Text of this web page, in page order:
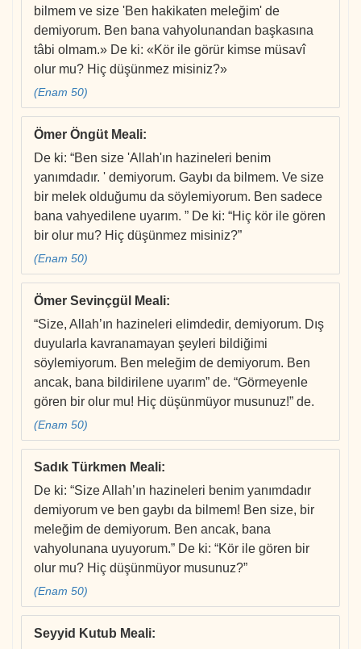
bilmem ve size 'Ben hakikaten meleğim' de
demiyorum. Ben bana vahyolunandan başkasına
tâbi olmam.» De ki: «Kör ile görür kimse müsavî
olur mu? Hiç düşünmez misiniz?»
(Enam 50)
Ömer Öngüt Meali:
De ki: “Ben size 'Allah'ın hazineleri benim
yanımdadır. ' demiyorum. Gaybı da bilmem. Ve size
bir melek olduğumu da söylemiyorum. Ben sadece
bana vahyedilene uyarım. ” De ki: “Hiç kör ile gören
bir olur mu? Hiç düşünmez misiniz?”
(Enam 50)
Ömer Sevinçgül Meali:
“Size, Allah’ın hazineleri elimdedir, demiyorum. Dış
duyularla kavranamayan şeyleri bildiğimi
söylemiyorum. Ben meleğim de demiyorum. Ben
ancak, bana bildirilene uyarım” de. “Görmeyenle
gören bir olur mu! Hiç düşünmüyor musunuz!” de.
(Enam 50)
Sadık Türkmen Meali:
De ki: “Size Allah’ın hazineleri benim yanımdadır
demiyorum ve ben gaybı da bilmem! Ben size, bir
meleğim de demiyorum. Ben ancak, bana
vahyolunana uyuyorum.” De ki: “Kör ile gören bir
olur mu? Hiç düşünmüyor musunuz?”
(Enam 50)
Seyyid Kutub Meali: